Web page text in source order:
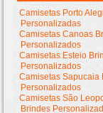
Camisetas Porto
Personalizadas
Camisetas Canoas
Personalizados
Camisetas Esteio
Personalizados
Camisetas Sapucaia
Personalizados
Camisetas São
Brindes